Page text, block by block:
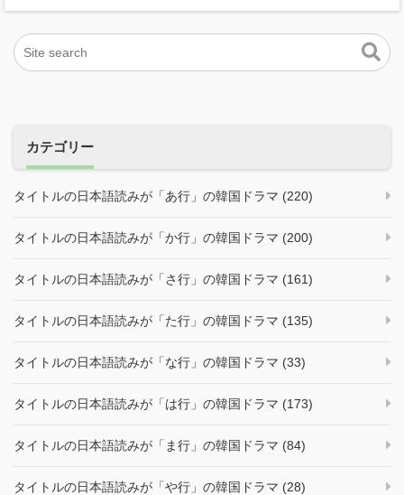
カテゴリー
タイトルの日本語読みが「あ行」の韓国ドラマ (220)
タイトルの日本語読みが「か行」の韓国ドラマ (200)
タイトルの日本語読みが「さ行」の韓国ドラマ (161)
タイトルの日本語読みが「た行」の韓国ドラマ (135)
タイトルの日本語読みが「な行」の韓国ドラマ (33)
タイトルの日本語読みが「は行」の韓国ドラマ (173)
タイトルの日本語読みが「ま行」の韓国ドラマ (84)
タイトルの日本語読みが「や行」の韓国ドラマ (28)